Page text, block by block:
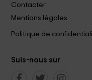
Contacter
Mentions légales
Politique de
Suis-nous sur